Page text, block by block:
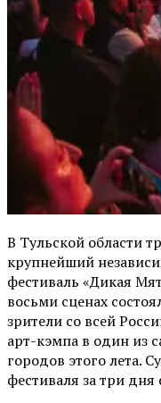
В Тульской области
крупнейший
фестиваль «Дикая
восьми сценах
зрители со всей
арт-кэмпа в один из
городов этого лета.
фестиваля за три дня